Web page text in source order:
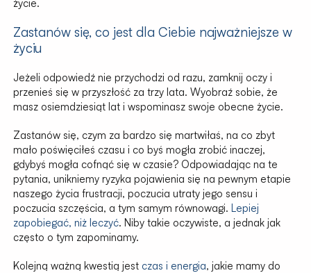
życie.
Zastanów się, co jest dla Ciebie najważniejsze w
życiu
Jeżeli odpowiedź nie przychodzi od razu, zamknij oczy i
przenieś się w przyszłość za trzy lata. Wyobraź sobie, że
masz osiemdziesiąt lat i wspominasz swoje obecne życie.
Zastanów się, czym za bardzo się martwiłaś, na co zbyt
mało poświęciłeś czasu i co byś mogła zrobić inaczej,
gdybyś mogła cofnąć się w czasie? Odpowiadając na te
pytania, unikniemy ryzyka pojawienia się na pewnym etapie
naszego życia frustracji, poczucia utraty jego sensu i
poczucia szczęścia, a tym samym równowagi. Lepiej
zapobiegać, niż leczyć. Niby takie oczywiste, a jednak jak
często o tym zapominamy.
Kolejną ważną kwestią jest czas i energia, jakie mamy do